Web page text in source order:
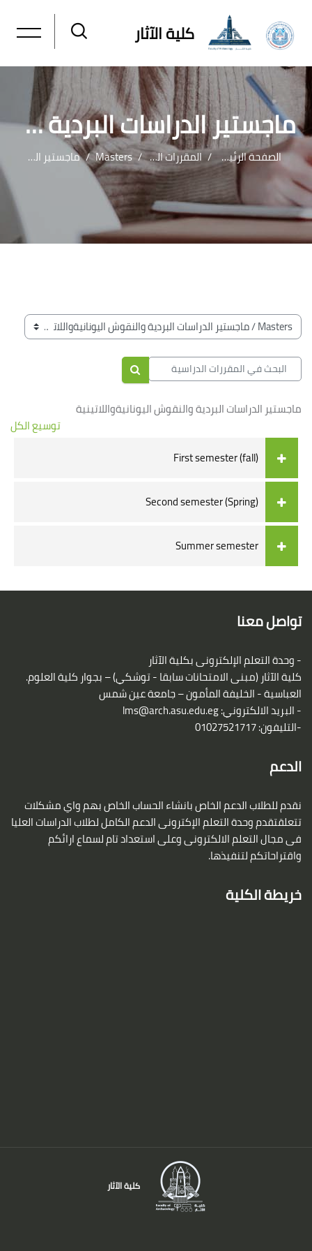
كلية الآثار
ماجستير الدراسات البردية والنقوش اليونانيةواللاتينية
الصفحة الرئيسية المقررات الدراسية Masters ماجستير الدراسات البردية والنقوش اليونانيةواللاتينية
الكتل
تصنيفات المقررات
البحث في المقررات الدراسية
البحث في المقررات الدراسية
ماجستير الدراسات البردية والنقوش اليونانيةواللاتينية
توسيع الكل
First semester (fall)
Second semester (Spring)
Summer semester
الكتل
تواصل معنا
- وحدة التعلم الإلكترونى بكلية الآثار
كلية الآثار (مبنى الامتحانات سابقا - توشكي) – بجوار كلية العلوم.
العباسية - الخليفة المأمون – جامعة عين شمس
- البريد الالكتروني:lms@arch.asu.edu.eg
-التليفون: 01027521717
الدعم
نقدم للطلاب الدعم الخاص بانشاء الحساب الخاص بهم واي مشكلات
تتعلقتقدم وحدة التعلم الإكترونى الدعم الكامل لطلاب الدراسات العليا
فى مجال التعلم الالكترونى وعلى استعداد تام لسماع ارائكم
واقتراحاتكم لتنفيذها.
خريطة الكلية
كلية الآثار